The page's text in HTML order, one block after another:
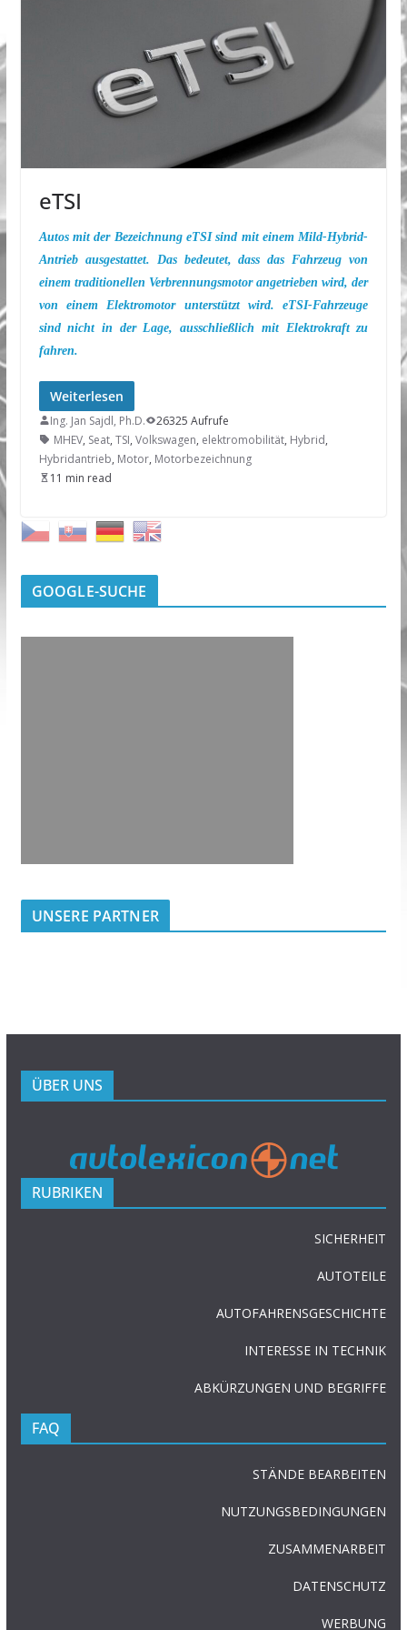
eTSI
Autos mit der Bezeichnung eTSI sind mit einem Mild-Hybrid-
Antrieb ausgestattet. Das bedeutet, dass das Fahrzeug von
einem traditionellen Verbrennungsmotor angetrieben wird, der
von einem Elektromotor unterstützt wird. eTSI-Fahrzeuge
sind nicht in der Lage, ausschließlich mit Elektrokraft zu
fahren.
Weiterlesen
Ing. Jan Sajdl, Ph.D.
26325 Aufrufe
MHEV, Seat, TSI, Volkswagen, elektromobilität, Hybrid,
Hybridantrieb, Motor, Motorbezeichnung
11 min read
GOOGLE-SUCHE
UNSERE PARTNER
ÜBER UNS
RUBRIKEN
SICHERHEIT
AUTOTEILE
AUTOFAHRENSGESCHICHTE
INTERESSE IN TECHNIK
ABKÜRZUNGEN UND BEGRIFFE
FAQ
STÄNDE BEARBEITEN
NUTZUNGSBEDINGUNGEN
ZUSAMMENARBEIT
DATENSCHUTZ
WERBUNG